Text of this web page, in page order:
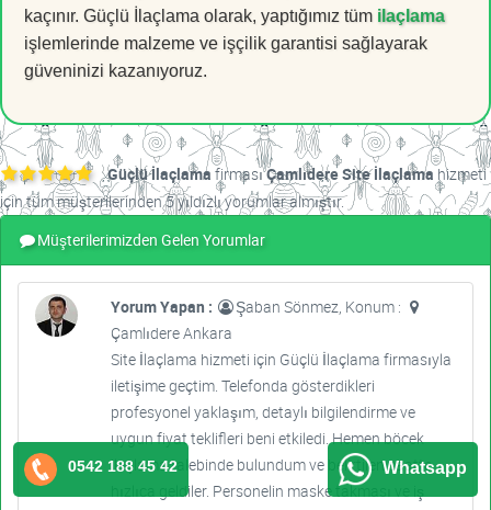
kaçınır. Güçlü İlaçlama olarak, yaptığımız tüm ilaçlama
işlemlerinde malzeme ve işçilik garantisi sağlayarak
güveninizi kazanıyoruz.
Güçlü İlaçlama firmasıÇamlıdere Site İlaçlama hizmeti
için tüm müşterilerinden 5 yıldızlı yorumlar almıştır.
Müşterilerimizden Gelen Yorumlar
Yorum Yapan :
Şaban Sönmez, Konum :
Çamlıdere Ankara
Site İlaçlama hizmeti için Güçlü İlaçlama firmasıyla
iletişime geçtim. Telefonda gösterdikleri
profesyonel yaklaşım, detaylı bilgilendirme ve
uygun fiyat teklifleri beni etkiledi. Hemen böcek
ilaçlama talebinde bulundum ve belirtilen saatte
hızlıca geldiler. Personelin maske takması ve iş
0542 188 45 42 Whatsapp